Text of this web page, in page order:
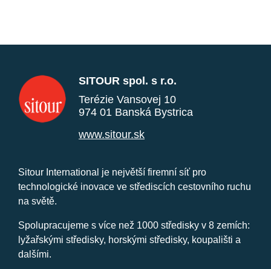
SITOUR spol. s r.o.
Terézie Vansovej 10
974 01 Banská Bystrica
www.sitour.sk
Sitour International je největší firemní síť pro
technologické inovace ve střediscích cestovního ruchu
na světě.
Spolupracujeme s více než 1000 středisky v 8 zemích:
lyžařskými středisky, horskými středisky, koupališti a
dalšími.